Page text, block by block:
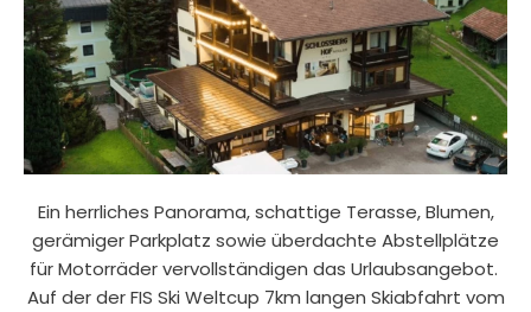
Ein herrliches Panorama, schattige Terasse, Blumen,
gerämiger Parkplatz sowie überdachte Abstellplätze
für Motorräder vervollständigen das Urlaubsangebot.
Auf der der FIS Ski Weltcup 7km langen Skiabfahrt vom